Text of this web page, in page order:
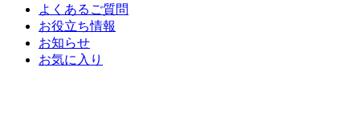
よくあるご質問
お役立ち情報
お知らせ
お気に入り